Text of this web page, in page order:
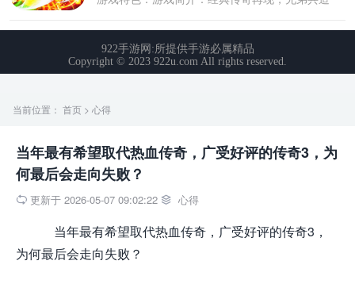
当前位置： 首页 > 心得
当年最有希望取代热血传奇，广受好评的传奇3，为
何最后会走向失败？
 更新于 2026-05-07 09:02:22  心得
当年最有希望取代热血传奇，广受好评的传奇3，
为何最后会走向失败？